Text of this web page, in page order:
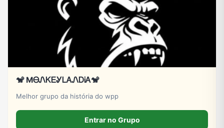
🐒 MᎾᏁᏦᎬᎽᏞᎪᏁᎠᎥᎪ🐒
Melhor grupo da história do wpp
Entrar no Grupo